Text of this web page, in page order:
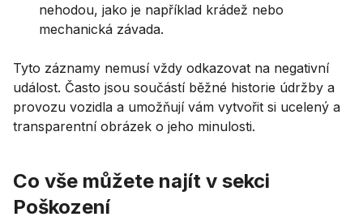
nehodou, jako je například krádež nebo
mechanická závada.
Tyto záznamy nemusí vždy odkazovat na negativní
událost. Často jsou součástí běžné historie údržby a
provozu vozidla a umožňují vám vytvořit si ucelený a
transparentní obrázek o jeho minulosti.
Co vše můžete najít v sekci
Poškození